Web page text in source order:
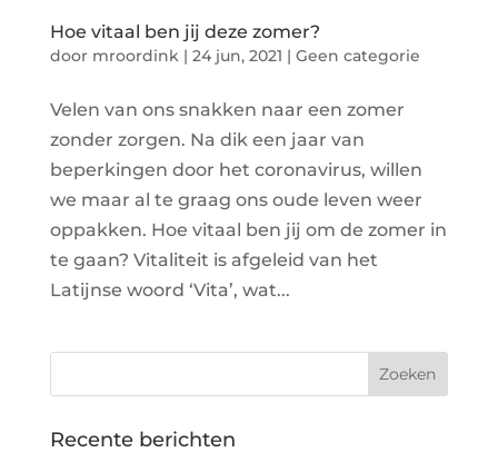
Hoe vitaal ben jij deze zomer?
door mroordink| 24 jun, 2021 | Geen categorie
Velen van ons snakken naar een zomer
zonder zorgen. Na dik een jaar van
beperkingen door het coronavirus, willen
we maar al te graag ons oude leven weer
oppakken. Hoe vitaal ben jij om de zomer in
te gaan? Vitaliteit is afgeleid van het
Latijnse woord ‘Vita’, wat...
Recente berichten